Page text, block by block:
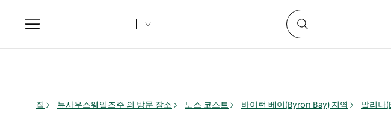
Toggle
navigation
집 뉴사우스웨일즈주 의 방문 장소 노스 코스트 바이런 베이(Byron Bay) 지역 발리나